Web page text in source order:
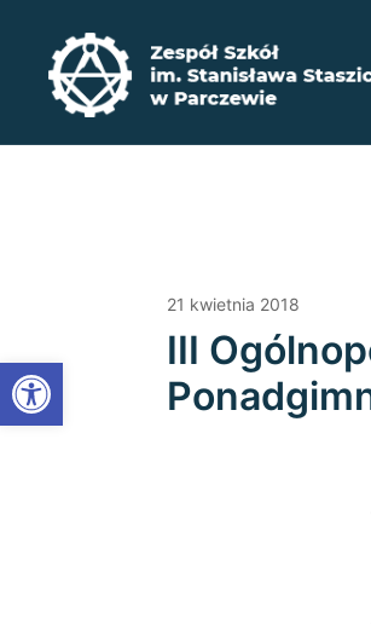
Open toolbar
treści
Zespół Szkół im.
21 kwietnia 2018
III